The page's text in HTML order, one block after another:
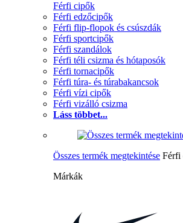
Férfi cipők
Férfi edzőcipők
Férfi flip-flopok és csúszdák
Férfi sportcipők
Férfi szandálok
Férfi téli csizma és hótaposók
Férfi tornacipők
Férfi túra- és túrabakancsok
Férfi vízi cipők
Férfi vizálló csizma
Láss többet...
Összes termék megtekintése Férfi
Márkák